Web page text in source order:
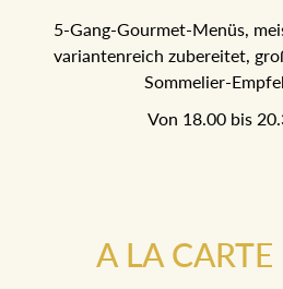
5-Gang-Gourmet-Menüs,
variantenreich zubereitet,
Sommelier-
Von 18.00 bis
A LA